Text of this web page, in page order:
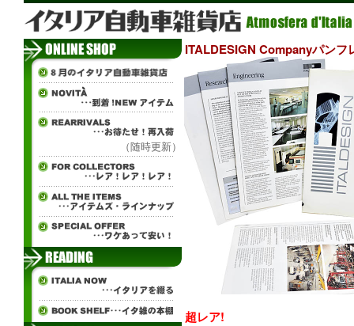
（随時更新）
ITALDESIGN Companyパンフ
超レア!